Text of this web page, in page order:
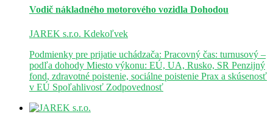
Vodič nákladného motorového vozidla Dohodou
JAREK s.r.o. Kdekoľvek
Podmienky pre prijatie uchádzača: Pracovný čas: turnusový –
podľa dohody Miesto výkonu: EÚ, UA, Rusko, SR Penzijný
fond, zdravotné poistenie, sociálne poistenie Prax a skúsenosť
v EÚ Spoľahlivosť Zodpovednosť